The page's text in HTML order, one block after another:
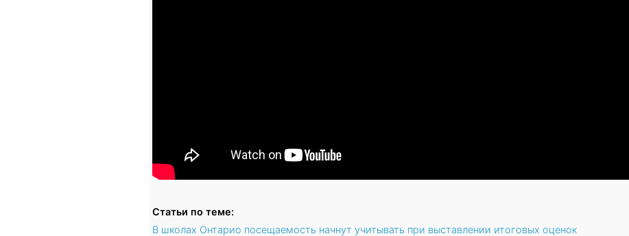
Статьи по теме:
В школах Онтарио посещаемость начнут учитывать при выставлении итоговых оценок